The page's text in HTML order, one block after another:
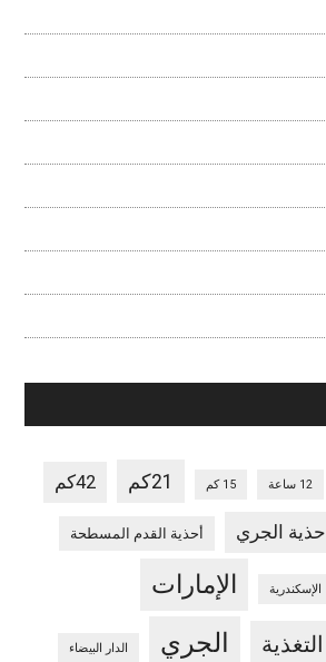
12 ساعة 15 كم 21كم 42كم
أحذية الجري أحذية القدم المسطحة
الإسكندرية الإمارات
التغذية الجري الدار البيضاء